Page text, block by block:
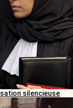
silencieuse